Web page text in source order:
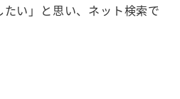
たい」と思い、ネット検索で